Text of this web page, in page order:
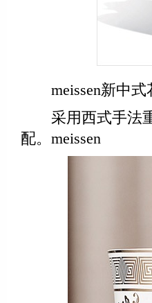
meissen新中式
采用西式手法重
配。meissen